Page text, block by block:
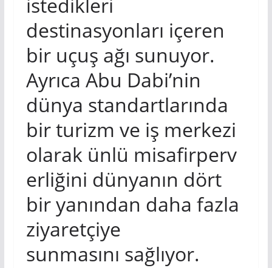
istedikleri
destinasyonları içeren
bir uçuş ağı sunuyor.
Ayrıca Abu Dabi’nin
dünya standartlarında
bir turizm ve iş merkezi
olarak ünlü misafirperv
erliğini dünyanın dört
bir yanından daha fazla
ziyaretçiye
sunmasını sağlıyor.